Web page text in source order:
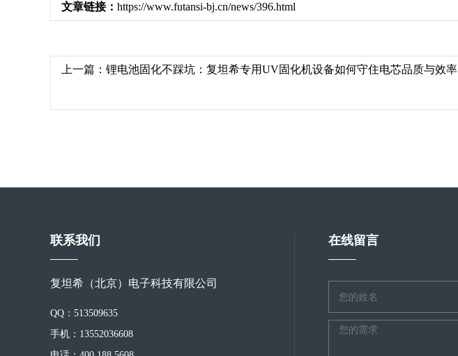
文章链接： https://www.futansi-bj.cn/news/396.html
上一篇： 锂电池固化不踩坑：复坦希专用UV固化机设备如何守住电芯品质与效率
联系我们
复坦希（北京）电子科技有限公司
QQ：513509635
手机：13552036608
在线留言